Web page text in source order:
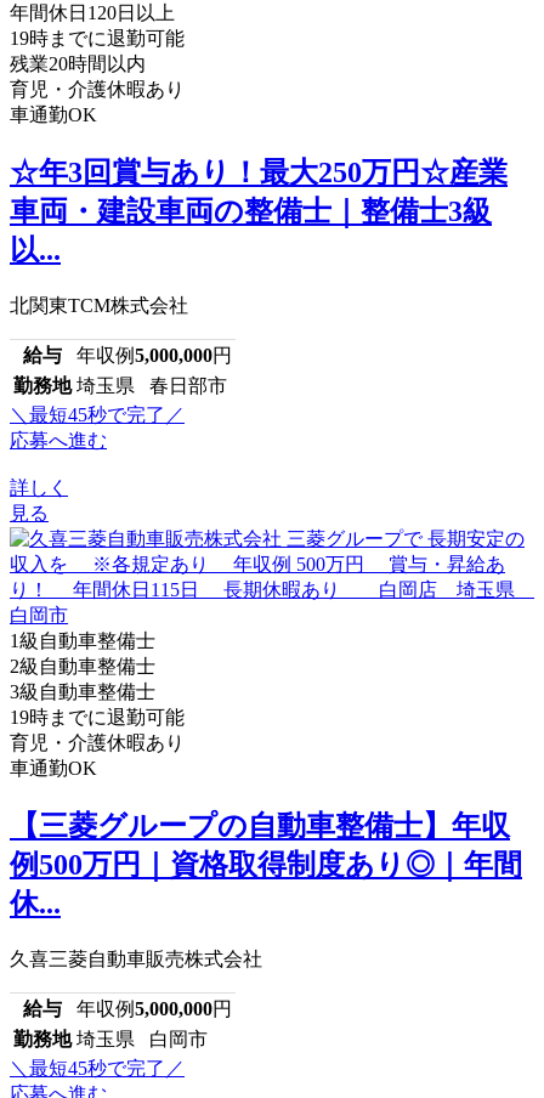
年間休日120日以上
19時までに退勤可能
残業20時間以内
育児・介護休暇あり
車通勤OK
☆年3回賞与あり！最大250万円☆産業
車両・建設車両の整備士｜整備士3級
以...
北関東TCM株式会社
給与 年収例5,000,000円
勤務地 埼玉県 春日部市
＼最短45秒で完了／
応募へ進む
詳しく
見る
1級自動車整備士
2級自動車整備士
3級自動車整備士
19時までに退勤可能
育児・介護休暇あり
車通勤OK
【三菱グループの自動車整備士】年収
例500万円｜資格取得制度あり◎｜年間
休...
久喜三菱自動車販売株式会社
給与 年収例5,000,000円
勤務地 埼玉県 白岡市
＼最短45秒で完了／
応募へ進む